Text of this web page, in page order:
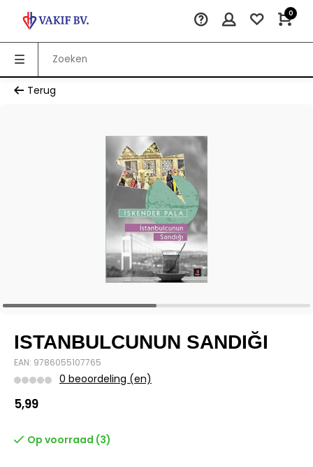
0
Terug
ISTANBULCUNUN SANDIĞI
EAN: 9786055107765
0 beoordeling (en)
5,99
Op voorraad (3)